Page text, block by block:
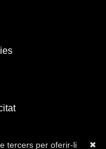
✖
tercers per oferir-li